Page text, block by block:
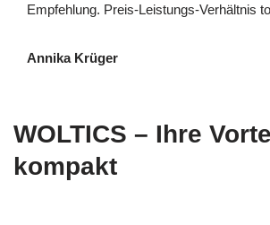
Empfehlung. Preis-Leistungs-Verhältnis
Annika Krüger
WOLTICS – Ihre
kompakt